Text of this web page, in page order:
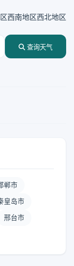
西南地区西北地区
查询天气
郸市
皇岛市
邢台市